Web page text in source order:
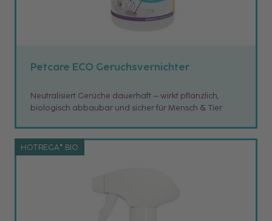
Petcare ECO Geruchsvernichter
Neutralisiert Gerüche dauerhaft – wirkt pflanzlich,
biologisch abbaubar und sicher für Mensch & Tier
HOTREGA® BIO